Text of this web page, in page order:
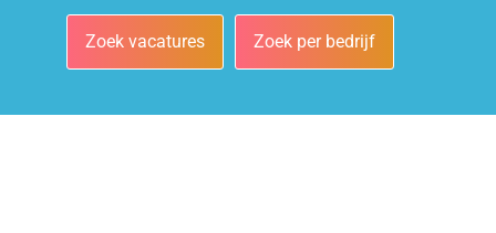
Zoek vacatures Zoek per bedrijf